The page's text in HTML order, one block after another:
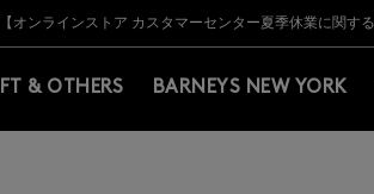
BARNEYS＞会員のお客様は11,000円（税込）以上の
【夏季休業に伴う出荷一時停止のお知らせ
【オンラインストア カスタマーセンター夏季休業に関す
【夏季休業に伴う返品・交換承り一時停止のお知
熊本県を中心とした地震の影響によるお荷物の
【開催中】SUMMER SALEのご案内・ご
BARNEYS＞会員のお客様は11,000円（税込）以上の
【夏季休業に伴う出荷一時停止のお知らせ
& OTHERS BARNEYS NEW YORK